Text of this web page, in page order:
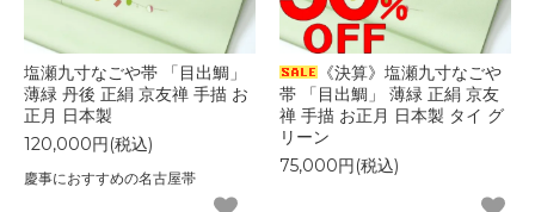
塩瀬九寸なごや帯 「目出鯛」
薄緑 丹後 正絹 京友禅 手描 お
正月 日本製
120,000円(税込)
慶事におすすめの名古屋帯
《決算》塩瀬九寸なごや
帯 「目出鯛」 薄緑 正絹 京友
禅 手描 お正月 日本製 タイ グ
リーン
75,000円(税込)